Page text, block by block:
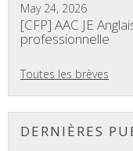
May 24, 2026
[CFP] AAC JE
professionnelle
Toutes les brèves
DERNIÈRES